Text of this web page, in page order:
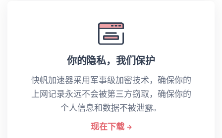
你的隐私，我们保护
快帆加速器采用军事级加密技术，确保你的
上网记录永远不会被第三方窃取，确保你的
个人信息和数据不被泄露。
现在下载